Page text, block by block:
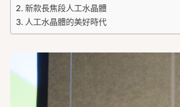
新款長焦段人工水晶體
人工水晶體的美好時代